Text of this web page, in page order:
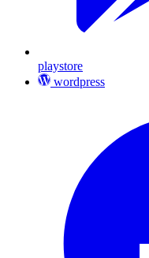
playstore
wordpress